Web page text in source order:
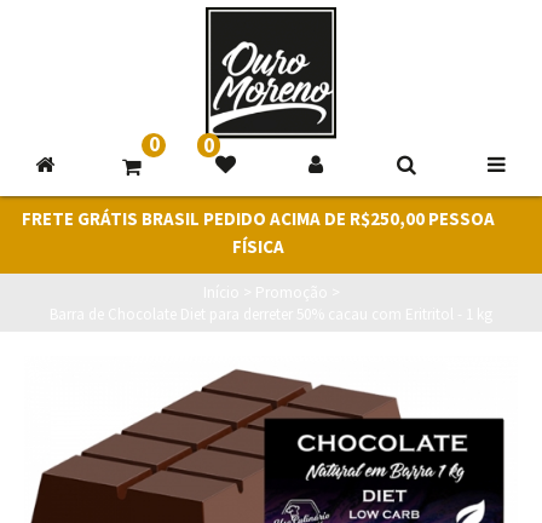
0 0
FRETE GRÁTIS BRASIL PEDIDO ACIMA DE R$250,00 PESSOA
FÍSICA